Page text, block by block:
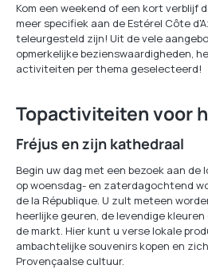
Kom een weekend of een kort verblijf
meer specifiek aan de Estérel Côte
teleurgesteld zijn! Uit de vele
opmerkelijke bezienswaardigheden,
activiteiten per thema geselecteerd!
Topactiviteiten voor
Fréjus en zijn kathedraal
Begin uw dag met een bezoek aan de
op woensdag- en zaterdagochtend
de la République. U zult meteen
heerlijke geuren, de levendige
de markt. Hier kunt u verse lokale
ambachtelijke souvenirs kopen en
Provençaalse cultuur.